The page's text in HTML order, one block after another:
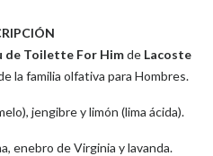
de Toilette For Himde Lacoste
la familia olfativa para Hombres.
jengibre y limón (lima ácida).
enebro de Virginia y lavanda.